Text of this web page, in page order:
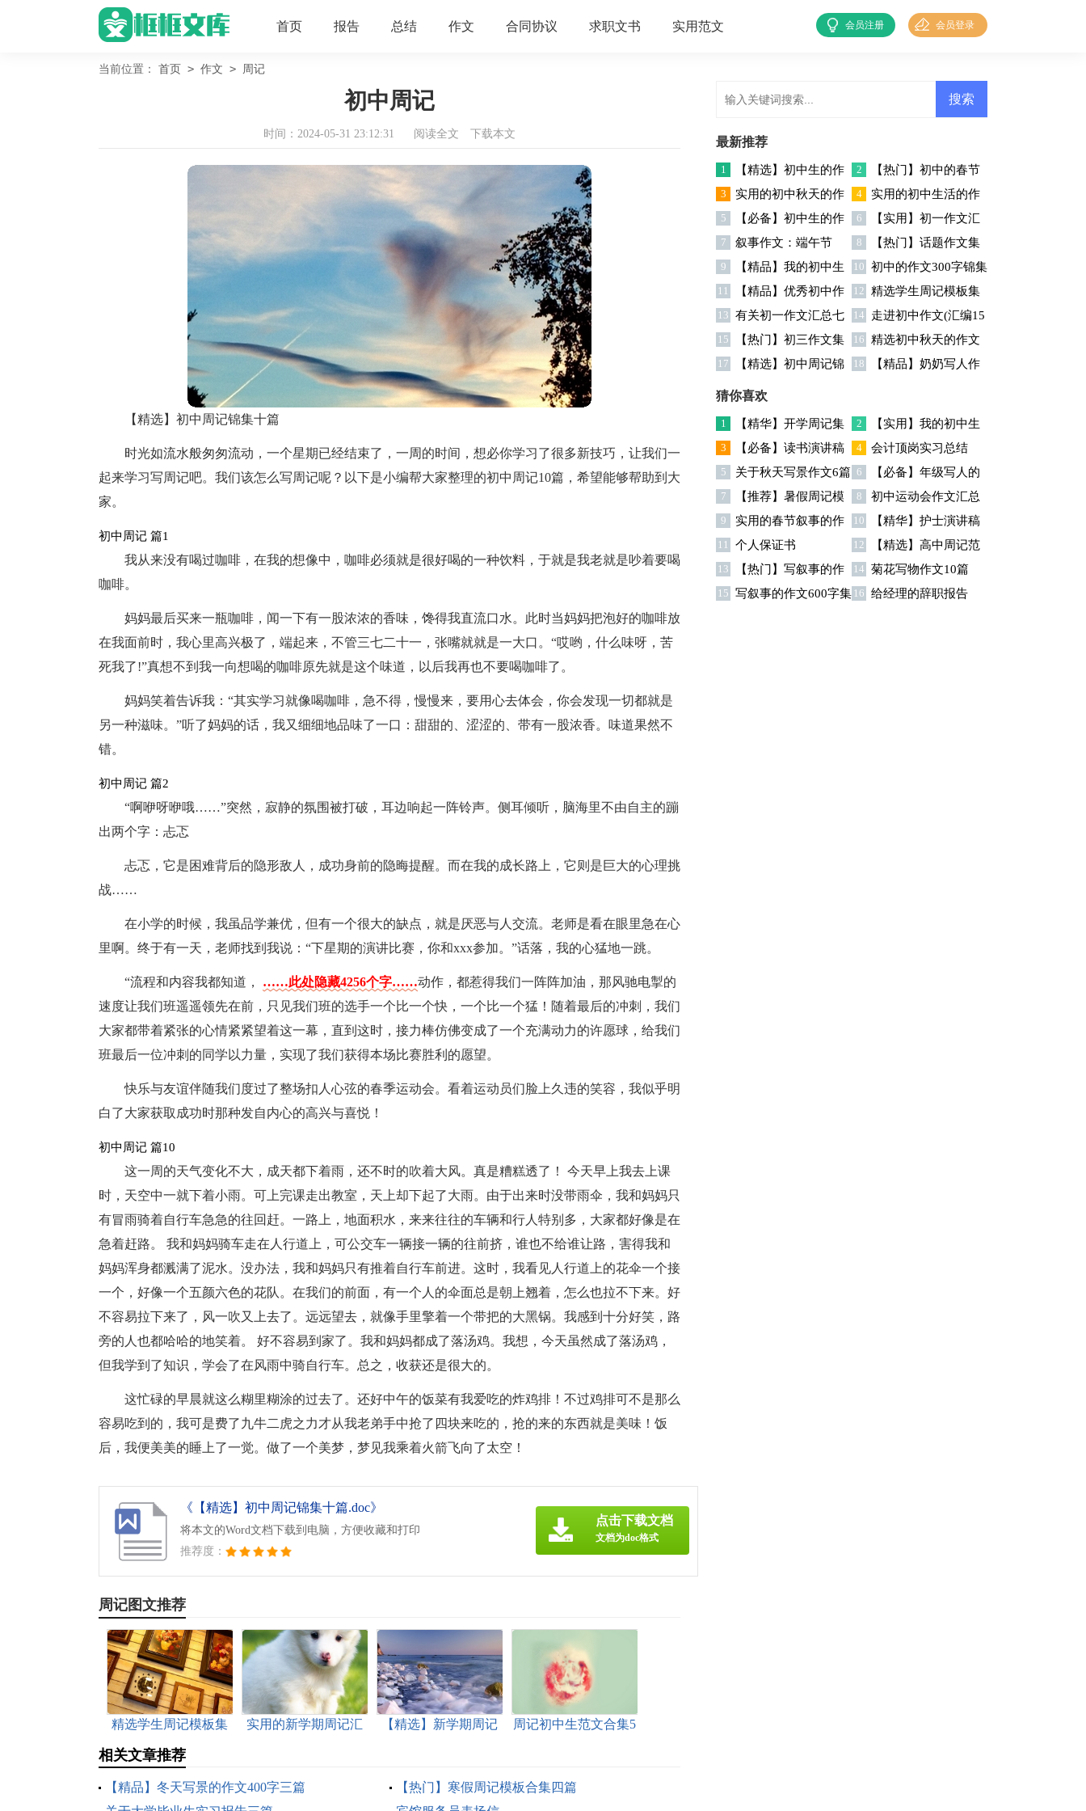
首页 报告 总结 作文 合同协议 求职文书 实用范文 会员登录
会员注册
当前位置： 首页 > 作文 > 周记
初中周记
时间：2024-05-31 23:12:31 阅读全文 下载本文
【精选】初中周记锦集十篇
时光如流水般匆匆流动，一个星期已经结束了，一周的时间，想必你学习了很多新技巧，让我们一
起来学习写周记吧。我们该怎么写周记呢？以下是小编帮大家整理的初中周记10篇，希望能够帮助到大
家。
初中周记 篇1
我从来没有喝过咖啡，在我的想像中，咖啡必须就是很好喝的一种饮料，于就是我老就是吵着要喝
咖啡。
妈妈最后买来一瓶咖啡，闻一下有一股浓浓的香味，馋得我直流口水。此时当妈妈把泡好的咖啡放
在我面前时，我心里高兴极了，端起来，不管三七二十一，张嘴就就是一大口。“哎哟，什么味呀，苦
死我了!”真想不到我一向想喝的咖啡原先就是这个味道，以后我再也不要喝咖啡了。
妈妈笑着告诉我：“其实学习就像喝咖啡，急不得，慢慢来，要用心去体会，你会发现一切都就是
另一种滋味。”听了妈妈的话，我又细细地品味了一口：甜甜的、涩涩的、带有一股浓香。味道果然不
错。
初中周记 篇2
“啊咿呀咿哦……”突然，寂静的氛围被打破，耳边响起一阵铃声。侧耳倾听，脑海里不由自主的蹦
出两个字：忐忑
忐忑，它是困难背后的隐形敌人，成功身前的隐晦提醒。而在我的成长路上，它则是巨大的心理挑
战……
在小学的时候，我虽品学兼优，但有一个很大的缺点，就是厌恶与人交流。老师是看在眼里急在心
里啊。终于有一天，老师找到我说：“下星期的演讲比赛，你和xxx参加。”话落，我的心猛地一跳。
“流程和内容我都知道， ……此处隐藏4256个字……动作，都惹得我们一阵阵加油，那风驰电掣的
速度让我们班遥遥领先在前，只见我们班的选手一个比一个快，一个比一个猛！随着最后的冲刺，我们
大家都带着紧张的心情紧紧望着这一幕，直到这时，接力棒仿佛变成了一个充满动力的许愿球，给我们
班最后一位冲刺的同学以力量，实现了我们获得本场比赛胜利的愿望。
快乐与友谊伴随我们度过了整场扣人心弦的春季运动会。看着运动员们脸上久违的笑容，我似乎明
白了大家获取成功时那种发自内心的高兴与喜悦！
初中周记 篇10
这一周的天气变化不大，成天都下着雨，还不时的吹着大风。真是糟糕透了！ 今天早上我去上课
时，天空中一就下着小雨。可上完课走出教室，天上却下起了大雨。由于出来时没带雨伞，我和妈妈只
有冒雨骑着自行车急急的往回赶。一路上，地面积水，来来往往的车辆和行人特别多，大家都好像是在
急着赶路。 我和妈妈骑车走在人行道上，可公交车一辆接一辆的往前挤，谁也不给谁让路，害得我和
妈妈浑身都溅满了泥水。没办法，我和妈妈只有推着自行车前进。这时，我看见人行道上的花伞一个接
一个，好像一个五颜六色的花队。在我们的前面，有一个人的伞面总是朝上翘着，怎么也拉不下来。好
不容易拉下来了，风一吹又上去了。远远望去，就像手里擎着一个带把的大黑锅。我感到十分好笑，路
旁的人也都哈哈的地笑着。 好不容易到家了。我和妈妈都成了落汤鸡。我想，今天虽然成了落汤鸡，
但我学到了知识，学会了在风雨中骑自行车。总之，收获还是很大的。
这忙碌的早晨就这么糊里糊涂的过去了。还好中午的饭菜有我爱吃的炸鸡排！不过鸡排可不是那么
容易吃到的，我可是费了九牛二虎之力才从我老弟手中抢了四块来吃的，抢的来的东西就是美味！饭
后，我便美美的睡上了一觉。做了一个美梦，梦见我乘着火箭飞向了太空！
《【精选】初中周记锦集十篇.doc》
将本文的Word文档下载到电脑，方便收藏和打印
推荐度：
点击下载文档
文档为doc格式
周记图文推荐
精选学生周记模板集
实用的新学期周记汇
【精选】新学期周记
周记初中生范文合集5
相关文章推荐
【精品】冬天写景的作文400字三篇
【热门】寒假周记模板合集四篇
最新推荐
1
【精选】初中生的作
文锦集5篇
2
【热门】初中的春节
作文集合6篇
3
实用的初中秋天的作
文八篇
4
实用的初中生活的作
文合集6篇
5
【必备】初中生的作
文锦集9篇
6
【实用】初一作文汇
编九篇
7 叙事作文：端午节 8
【热门】话题作文集
合5篇
9
【精品】我的初中生
活作文锦集十篇
10 初中的作文300字锦集
六篇
11
【精品】优秀初中作
文集合九篇
12 精选学生周记模板集
合四篇
13 有关初一作文汇总七
篇
14
走进初中作文(汇编15
篇)
15
【热门】初三作文集
合8篇
16 精选初中秋天的作文
六篇
17
【精选】初中周记锦
集十篇
18
【精品】奶奶写人作
猜你喜欢
1
【精华】开学周记集
合七篇
2
【实用】我的初中生
活作文锦集八篇
3
【必备】读书演讲稿
汇总9篇
4 会计顶岗实习总结
5 关于秋天写景作文6篇 6
【必备】年级写人的
作文300字汇总六篇
7
【推荐】暑假周记模
板锦集八篇
8
初中运动会作文汇总
十篇
9
实用的春节叙事的作
文汇总6篇
10
【精华】护士演讲稿
七篇
11 个人保证书 12
【精选】高中周记范
文汇总7篇
13
【热门】写叙事的作
文十篇
14 菊花写物作文10篇
15 写叙事的作文600字集 16 给经理的辞职报告